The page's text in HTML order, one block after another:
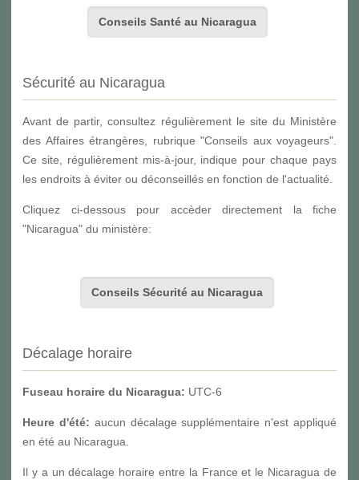
Conseils Santé au Nicaragua
Sécurité au Nicaragua
Avant de partir, consultez régulièrement le site du Ministère
des Affaires étrangères, rubrique "Conseils aux voyageurs".
Ce site, régulièrement mis-à-jour, indique pour chaque pays
les endroits à éviter ou déconseillés en fonction de l'actualité.
Cliquez ci-dessous pour accèder directement la fiche
"Nicaragua" du ministère:
Conseils Sécurité au Nicaragua
Décalage horaire
Fuseau horaire du Nicaragua: UTC-6
Heure d'été: aucun décalage supplémentaire n'est appliqué
en été au Nicaragua.
Il y a un décalage horaire entre la France et le Nicaragua de